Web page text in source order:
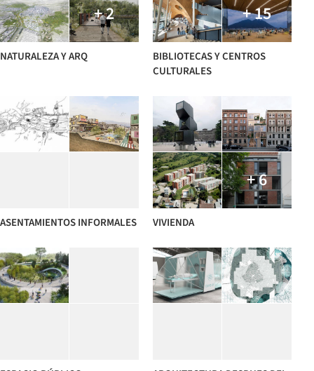
+ 2
NATURALEZA Y ARQ
+ 15
BIBLIOTECAS Y CENTROS
CULTURALES
ASENTAMIENTOS INFORMALES
+ 6
VIVIENDA